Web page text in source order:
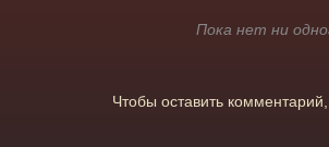
Пока нет ни
Чтобы оставить